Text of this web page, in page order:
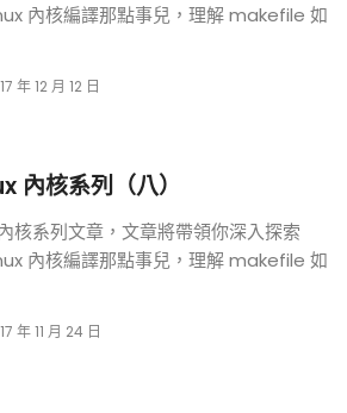
內核編譯那點事兒，理解 makefile 如
年 12 月 12 日
內核系列（八）
核系列文章，文章將帶領你深入探索
內核編譯那點事兒，理解 makefile 如
年 11 月 24 日